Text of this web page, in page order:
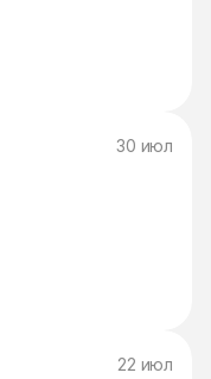
30 июл
22 июл